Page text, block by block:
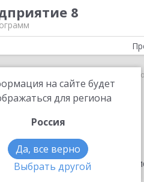
8
на сайте будет
для региона
Россия
Да, все верно
Выбрать другой
1С:Гаражи
в Джанкое
Ознакомьтесь с